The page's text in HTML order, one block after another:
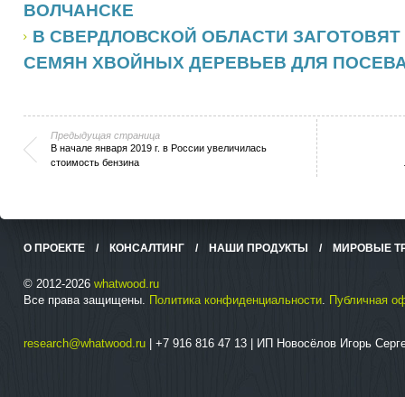
ВОЛЧАНСКЕ
В СВЕРДЛОВСКОЙ ОБЛАСТИ ЗАГОТОВЯТ
СЕМЯН ХВОЙНЫХ ДЕРЕВЬЕВ ДЛЯ
Предыдущая страница
В начале января 2019 г. в России увеличилась
стоимость бензина
О ПРОЕКТЕ / КОНСАЛТИНГ / НАШИ ПРОДУКТЫ / МИРОВЫЕ
© 2012-2026 whatwood.ru
Все права защищены. Политика конфиденциальности. Публичная
research@whatwood.ru | +7 916 816 47 13 | ИП Новосёлов Игорь